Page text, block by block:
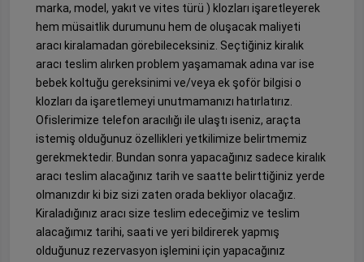
marka, model, yakıt ve vites türü ) klozları işaretleyerek
hem müsaitlik durumunu hem de oluşacak maliyeti
aracı kiralamadan görebileceksiniz. Seçtiğiniz kiralık
aracı teslim alırken problem yaşamamak adına var ise
bebek koltuğu gereksinimi ve/veya ek şoför bilgisi o
klozları da işaretlemeyi unutmamanızı hatırlatırız.
Ofislerimize telefon aracılığı ile ulaştı iseniz, araçta
istemiş olduğunuz özellikleri yetkilimize belirtmemiz
gerekmektedir. Bundan sonra yapacağınız sadece kiralık
aracı teslim alacağınız tarih ve saatte belirttiğiniz yerde
olmanızdır ki biz sizi zaten orada bekliyor olacağız.
Kiraladığınız aracı size teslim edeceğimiz ve teslim
alacağımız tarihi, saati ve yeri bildirerek yapmış
olduğunuz rezervasyon işlemini için yapacağınız